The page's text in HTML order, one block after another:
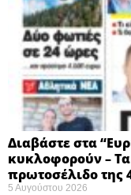
Διαβάστε στα
κυκλοφορούν –
πρωτοσέλιδο της
5 Αυγούστου 2026